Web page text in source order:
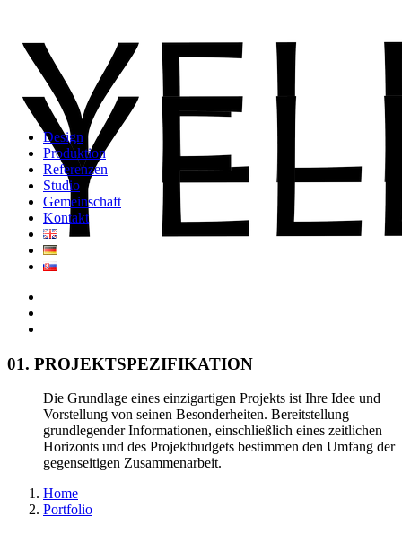
Design
Produktion
Referenzen
Studio
Gemeinschaft
Kontakt
01. PROJEKTSPEZIFIKATION
Die Grundlage eines einzigartigen Projekts ist Ihre Idee und
Vorstellung von seinen Besonderheiten. Bereitstellung
grundlegender Informationen, einschließlich eines zeitlichen
Horizonts und des Projektbudgets bestimmen den Umfang der
gegenseitigen Zusammenarbeit.
Home
Portfolio